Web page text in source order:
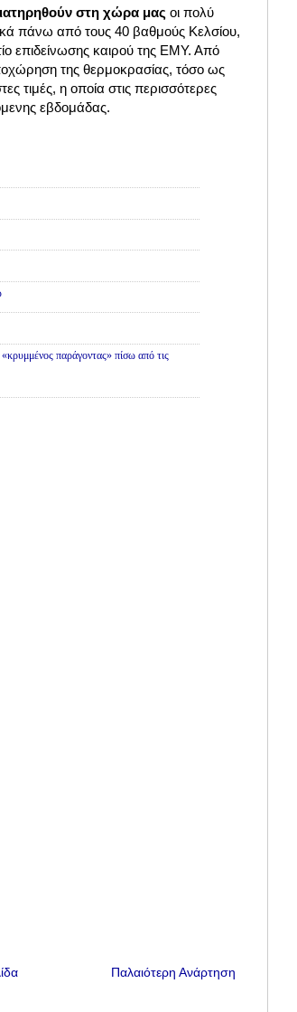
στη χώρα μας οι πολύ
πάνω από τους 40 βαθμούς Κελσίου,
επιδείνωσης καιρού της ΕΜΥ. Από
της θερμοκρασίας, τόσο ως
τιμές, η οποία στις περισσότερες
εβδομάδας.
παράγοντας» πίσω από τις
Παλαιότερη Ανάρτηση